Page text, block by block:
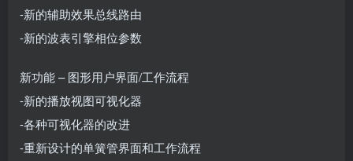
-新的辅助效果总线路由
-新的波表引擎相位参数
新功能 – 图形用户界面/工作流程
-新的播放视图可视化器
-各种可视化器的改进
-重新设计的单簧管界面和工作流程